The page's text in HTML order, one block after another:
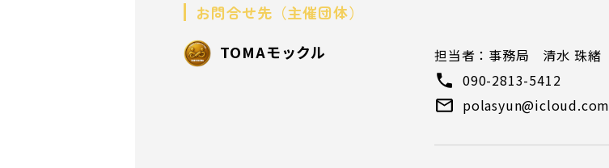
お問合せ先（主催団体）
TOMAモックル
担当者：事務局 清水 珠緒
090-2813-5412
polasyun@icloud.com